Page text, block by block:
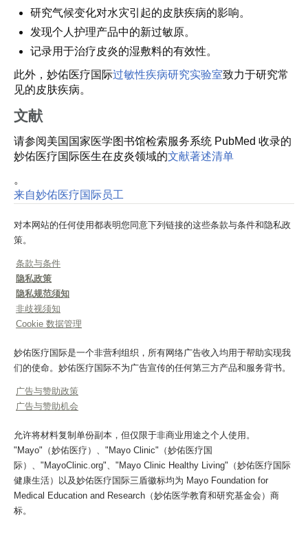
研究气候变化对水灾引起的皮肤疾病的影响。
发现个人护理产品中的新过敏原。
记录用于治疗皮炎的湿敷料的有效性。
此外，妙佑医疗国际过敏性疾病研究实验室致力于研究常
见的皮肤疾病。
文献
请参阅美国国家医学图书馆检索服务系统 PubMed 收录的
妙佑医疗国际医生在皮炎领域的文献著述清单
。
来自妙佑医疗国际员工
对本网站的任何使用都表明您同意下列链接的这些条款与条件和隐私政
策。
条款与条件
隐私政策
隐私规范须知
非歧视须知
Cookie 数据管理
妙佑医疗国际是一个非营利组织，所有网络广告收入均用于帮助实现我
们的使命。妙佑医疗国际不为广告宣传的任何第三方产品和服务背书。
广告与赞助政策
广告与赞助机会
允许将材料复制单份副本，但仅限于非商业用途之个人使用。
"Mayo"（妙佑医疗）、"Mayo Clinic"（妙佑医疗国
际）、"MayoClinic.org"、"Mayo Clinic Healthy Living"（妙佑医疗国际
健康生活）以及妙佑医疗国际三盾徽标均为 Mayo Foundation for
Medical Education and Research（妙佑医学教育和研究基金会）商
标。